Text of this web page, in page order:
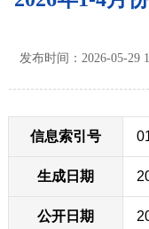
发布时间：2026-05-29
信息索引号
生成日期
公开日期